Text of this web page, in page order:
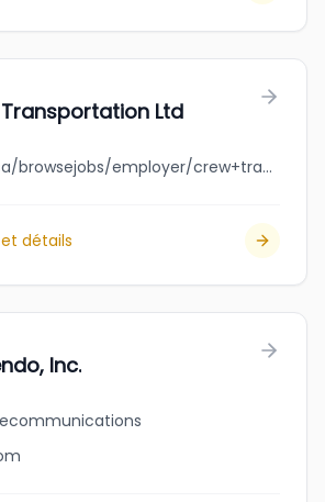
Ltd
jobbank.gc.ca/browsejobs/employer/crew+transportation+ltd/ca
détails
Inc.